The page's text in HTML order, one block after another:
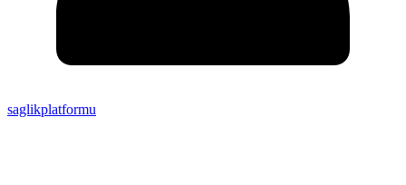
saglikplatformu